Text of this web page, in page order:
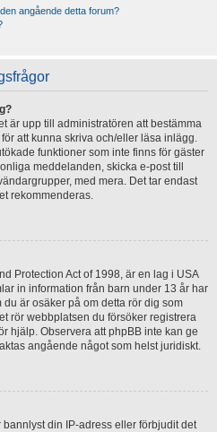
angående detta forum?
är upp till administratören att bestämma
att kunna skriva och/eller läsa inlägg.
funktioner som inte finns för gäster
meddelanden, skicka e-post till
med mera. Det tar endast
rekommenderas.
Protection Act of 1998, är en lag i USA
in information från barn under 13 år har
är osäker på om detta rör dig som
rör webbplatsen du försöker registrera
hjälp. Observera att phpBB inte kan ge
angående något som helst juridiskt.
din IP-adress eller förbjudit det